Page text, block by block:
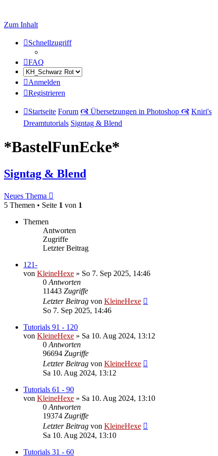
Zum Inhalt
Schnellzugriff
FAQ
Anmelden
Registrieren
Startseite Forum 🙧 Übersetzungen in Photoshop 🙧 Kniri's
Dreamtutorials Signtag & Blend
*BastelFunEcke*
Signtag & Blend
Neues Thema
5 Themen • Seite 1 von 1
Themen
Antworten
Zugriffe
Letzter Beitrag
121-
von KleineHexe » So 7. Sep 2025, 14:46
0 Antworten
11443 Zugriffe
Letzter Beitrag von KleineHexe
So 7. Sep 2025, 14:46
Tutorials 91 - 120
von KleineHexe » Sa 10. Aug 2024, 13:12
0 Antworten
96694 Zugriffe
Letzter Beitrag von KleineHexe
Sa 10. Aug 2024, 13:12
Tutorials 61 - 90
von KleineHexe » Sa 10. Aug 2024, 13:10
0 Antworten
19374 Zugriffe
Letzter Beitrag von KleineHexe
Sa 10. Aug 2024, 13:10
Tutorials 31 - 60